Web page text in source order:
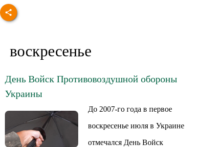
воскресенье
День Войск Противовоздушной обороны
Украины
До 2007-го года в первое
воскресенье июля в Украине
отмечался День Войск